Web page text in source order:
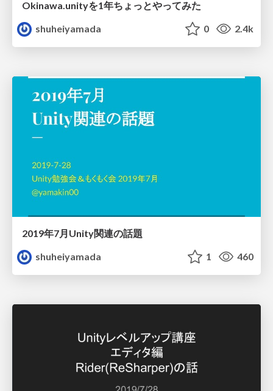
Okinawa.unityを1年ちょっとやってみた
shuheiyamada
0 2.4k
2019年7月Unity関連の話題
shuheiyamada
1 460